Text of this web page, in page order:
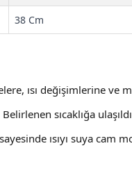
38 Cm
ısı değişimlerine ve
Belirlenen sıcaklığa
ısıyı suya cam